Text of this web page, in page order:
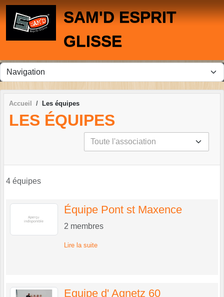
SAM'D ESPRIT
GLISSE
Accueil Les équipes
LES ÉQUIPES
4 équipes
Équipe Pont st Maxence
2 membres
Lire la suite
Equipe d' Agnetz 60
Panneau de gestion des cookies